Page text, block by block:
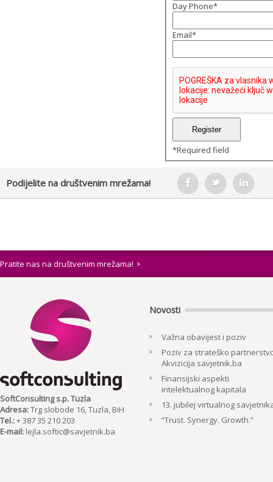
Day Phone*
Email*
*Required field
Podijelite na društvenim mrežama!
Pratite nas na društvenim mrežama!
SoftConsulting s.p. Tuzla
Adresa:Trg slobode 16, Tuzla, BiH
Tel.:+ 387 35 210 203
E-mail: lejla.softic@savjetnik.ba
Novosti
Važna obavijest i poziv
Poziv za strateško
Akvizicija savjetnik.ba
Finansijski aspekti
intelektualnog kapitala
13. jubilej virtualnog
“Trust. Synergy. Growth.”